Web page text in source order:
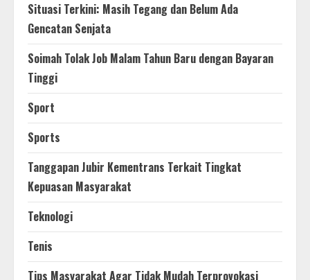
Situasi Terkini: Masih Tegang dan Belum Ada
Gencatan Senjata
Soimah Tolak Job Malam Tahun Baru dengan Bayaran
Tinggi
Sport
Sports
Tanggapan Jubir Kementrans Terkait Tingkat
Kepuasan Masyarakat
Teknologi
Tenis
Tips Masyarakat Agar Tidak Mudah Terprovokasi